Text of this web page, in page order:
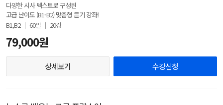
다양한 시사 텍스트로 구성된
고급 난이도 (B1-B2) 맞춤형 듣기 강좌!
B1,B2 │ 60일 │ 20강
79,000원
상세보기 수강신청